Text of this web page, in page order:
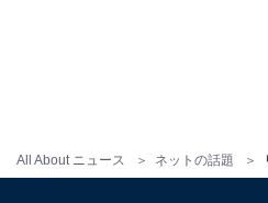
All About ニュース ネットの話題